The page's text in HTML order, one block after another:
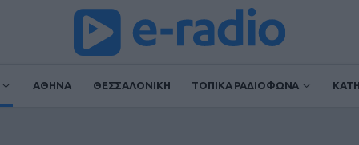
ΑΘΗΝΑ ΘΕΣΣΑΛΟΝΙΚΗ ΤΟΠΙΚΑ ΡΑΔΙΟΦΩΝΑ